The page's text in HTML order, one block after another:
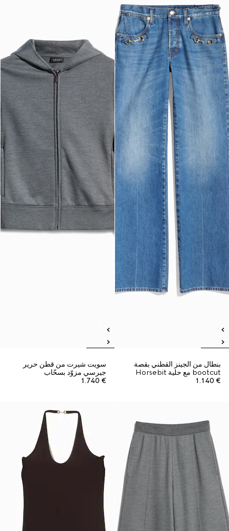
وصلت منتجات جديدة
بنطال من الجينز القطني بقصة
bootcut مع حلية Horsebit
€ 1.140
سويت شيرت من قطن حرير
جيرسي مزوّد بسحّاب
€ 1.740